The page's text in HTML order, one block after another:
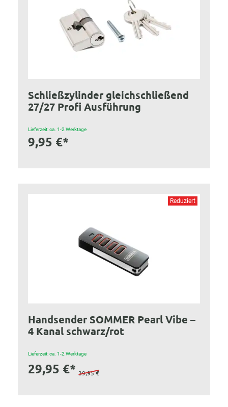
Schließzylinder gleichschließend
27/27 Profi Ausführung
Lieferzeit: ca. 1-2 Werktage
9,95 €*
Reduziert
Handsender SOMMER Pearl Vibe –
4 Kanal schwarz/rot
Lieferzeit: ca. 1-2 Werktage
29,95 €* 39,95 €